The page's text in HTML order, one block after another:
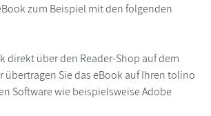
zum Beispiel mit den folgenden
direkt über den Reader-Shop auf dem
Sie das eBook auf Ihren tolino
Software wie beispielsweise Adobe